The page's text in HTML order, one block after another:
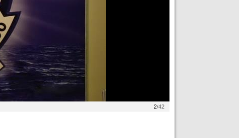
2/42